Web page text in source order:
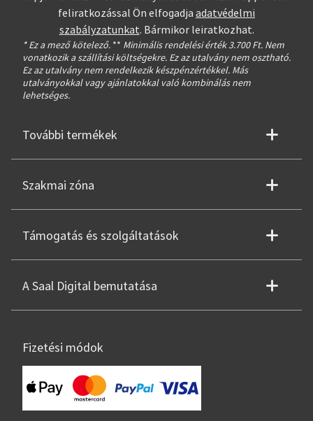
feliratkozással Ön elfogadja adatvédelmi
szabályzatunkat. Bármikor leiratkozhat.
* Ez a mező kötelező. ** Minimális rendelési érték 3.700 Ft. Nem
vonatkozik a szállítási költségekre. Ez az utalvány nem osztható.
Ez az utalvány nem rendelkezik készpénzértékkel. Más
utalványokkal vagy ajánlatokkal való kombinálás nem
lehetséges.
További termékek
Szakmai zóna
Támogatás és szolgáltatások
A Saal Digital bemutatása
Fizetési módok